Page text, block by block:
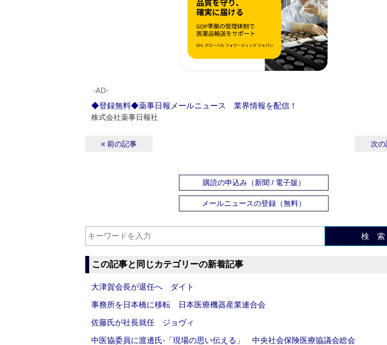
‐AD‐
◆登録無料◆薬事日報メールニュース 業界情報を配信！
株式会社薬事日報社
« 前の記事 次
購読の申込み（新聞 / 電子版）
メールニュースの登録（無料）
検 索
この記事と同じカテゴリーの新着記事
大津賀会長が退任へ ダイト
事務所を日本橋に移転 日本医療機器産業連合会
佐藤氏が社長就任 ジョヴィ
中医協委員に渡邊氏‐「現場の思い伝える」 中央社会保険医療協議会総会